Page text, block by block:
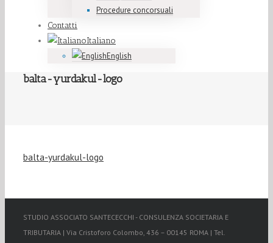
Procedure concorsuali
Contatti
Italiano
English
balta-yurdakul-logo
balta-yurdakul-logo
STUDIO ASSOCIATO SANTECECCHI - CONSULENZA SOCIETARIA E
TRIBUTARIA | Via Cristoforo Colombo, 436 – 00145 ROMA | Tel.